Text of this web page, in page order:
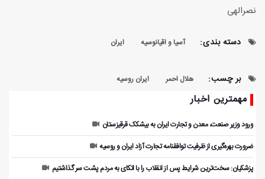
نصرالهی
دسته بندی: آسیا و اقیانوسیه ایران
بر چسب: هلال احمر ایران روسیه
مهمترین اخبار
ورود وزیر صنعت، معدن و تجارت ایران به بیشکک قرقیزستان
ضرورت بهره‌گیری از ظرفیت توافقنامه تجارت آزاد ایران و روسیه
پزشکیان: سخت‌ترین شرایط پس از انقلاب را با اتکای به مردم پشت سر گذاشتیم